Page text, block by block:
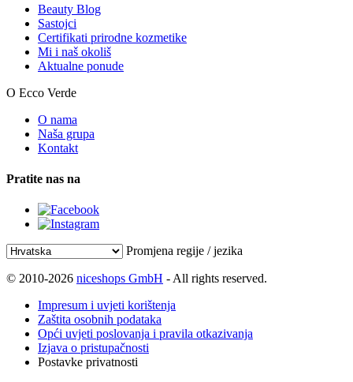
Beauty Blog
Sastojci
Certifikati prirodne kozmetike
Mi i naš okoliš
Aktualne ponude
O Ecco Verde
O nama
Naša grupa
Kontakt
Pratite nas na
Promjena regije / jezika
© 2010-2026 niceshops GmbH - All rights reserved.
Impresum i uvjeti korištenja
Zaštita osobnih podataka
Opći uvjeti poslovanja i pravila otkazivanja
Izjava o pristupačnosti
Postavke privatnosti